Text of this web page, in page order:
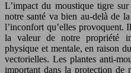
L’impact du moustique tigre
notre santé va bien au-delà de
l’inconfort qu’elles provoquent.
la valeur de notre propriété
physique et mentale, en raison
vectorielles. Les plantes anti-
important dans la protection de